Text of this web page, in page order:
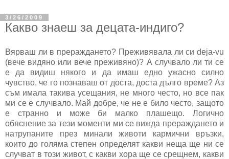
3/26/2009
Какво знаеш за децата-индиго?
Вярваш ли в прераждането? Преживявала ли си deja-vu
(вече видяно или вече преживяно)? А случвало ли ти се
е да видиш някого и да имаш едно ужасно силно
чувство, че го познаваш от доста, доста дълго време? Аз
съм имала такива усещания, не много често, но все пак
ми се е случвало. Май добре, че не е било често, защото
е странно и може би малко плашещо. Логично
обяснение за тези моменти ми се вижда прераждането и
натрупаните през минали животи кармични връзки,
които до голяма степен определят какви неща ще ни се
случват в този живот, с какви хора ще се срещнем, какви